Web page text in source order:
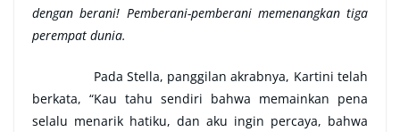
dengan berani! Pemberani-pemberani memenangkan tiga
perempat dunia.
Pada Stella, panggilan akrabnya, Kartini telah
berkata, “Kau tahu sendiri bahwa memainkan pena
selalu menarik hatiku, dan aku ingin percaya, bahwa